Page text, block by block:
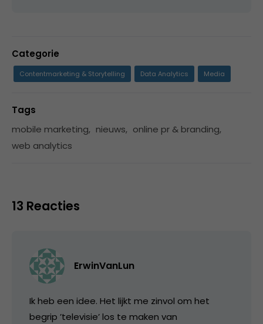
Categorie
Contentmarketing & Storytelling Data Analytics Media
Tags
mobile marketing, nieuws, online pr & branding,
web analytics
13 Reacties
ErwinVanLun
Ik heb een idee. Het lijkt me zinvol om het
begrip ’televisie’ los te maken van